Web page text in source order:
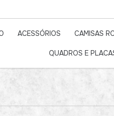
ACESSÓRIOS CAMISAS
QUADROS E